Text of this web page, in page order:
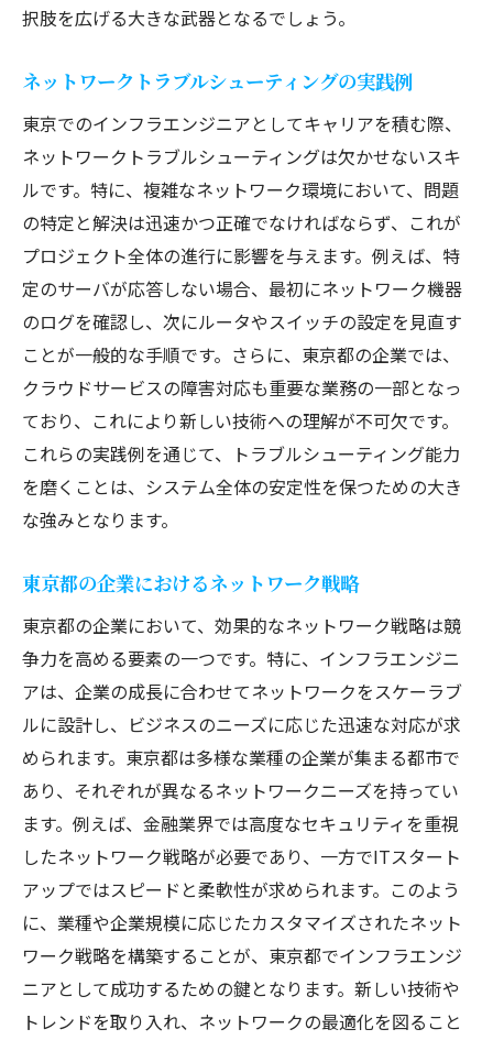
択肢を広げる大きな武器となるでしょう。
ネットワークトラブルシューティングの実践例
東京でのインフラエンジニアとしてキャリアを積む際、
ネットワークトラブルシューティングは欠かせないスキ
ルです。特に、複雑なネットワーク環境において、問題
の特定と解決は迅速かつ正確でなければならず、これが
プロジェクト全体の進行に影響を与えます。例えば、特
定のサーバが応答しない場合、最初にネットワーク機器
のログを確認し、次にルータやスイッチの設定を見直す
ことが一般的な手順です。さらに、東京都の企業では、
クラウドサービスの障害対応も重要な業務の一部となっ
ており、これにより新しい技術への理解が不可欠です。
これらの実践例を通じて、トラブルシューティング能力
を磨くことは、システム全体の安定性を保つための大き
な強みとなります。
東京都の企業におけるネットワーク戦略
東京都の企業において、効果的なネットワーク戦略は競
争力を高める要素の一つです。特に、インフラエンジニ
アは、企業の成長に合わせてネットワークをスケーラブ
ルに設計し、ビジネスのニーズに応じた迅速な対応が求
められます。東京都は多様な業種の企業が集まる都市で
あり、それぞれが異なるネットワークニーズを持ってい
ます。例えば、金融業界では高度なセキュリティを重視
したネットワーク戦略が必要であり、一方でITスタート
アップではスピードと柔軟性が求められます。このよう
に、業種や企業規模に応じたカスタマイズされたネット
ワーク戦略を構築することが、東京都でインフラエンジ
ニアとして成功するための鍵となります。新しい技術や
トレンドを取り入れ、ネットワークの最適化を図ること